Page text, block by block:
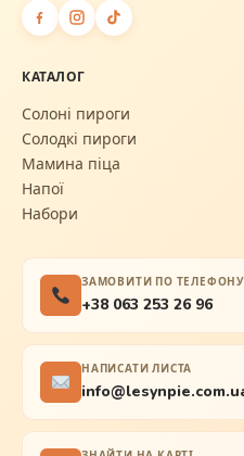
КАТАЛОГ
Солоні пироги
Солодкі пироги
Мамина піца
Напої
Набори
ЗАМОВИТИ ПО ТЕЛЕФОНУ
+38 063 253 26 96
НАПИСАТИ ЛИСТА